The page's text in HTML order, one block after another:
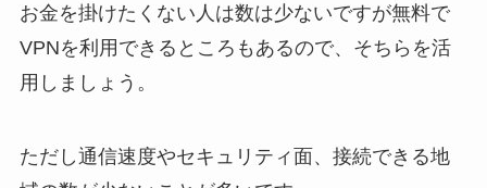
お金を掛けたくない人は数は少ないですが無料で
VPNを利用できるところもあるので、そちらを活
用しましょう。
ただし通信速度やセキュリティ面、接続できる地